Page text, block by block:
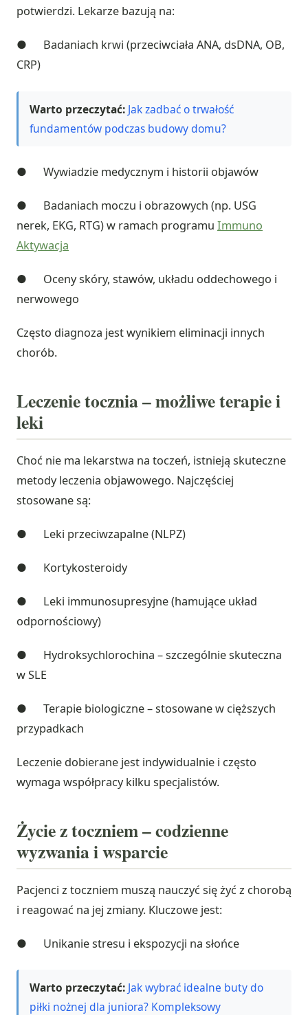
potwierdzi. Lekarze bazują na:
● Badaniach krwi (przeciwciała ANA, dsDNA, OB,
CRP)
Warto przeczytać: Jak zadbać o trwałość
fundamentów podczas budowy domu?
● Wywiadzie medycznym i historii objawów
● Badaniach moczu i obrazowych (np. USG
nerek, EKG, RTG) w ramach programu Immuno
Aktywacja
● Oceny skóry, stawów, układu oddechowego i
nerwowego
Często diagnoza jest wynikiem eliminacji innych
chorób.
Leczenie tocznia – możliwe terapie i
leki
Choć nie ma lekarstwa na toczeń, istnieją skuteczne
metody leczenia objawowego. Najczęściej
stosowane są:
● Leki przeciwzapalne (NLPZ)
● Kortykosteroidy
● Leki immunosupresyjne (hamujące układ
odpornościowy)
● Hydroksychlorochina – szczególnie skuteczna
w SLE
● Terapie biologiczne – stosowane w cięższych
przypadkach
Leczenie dobierane jest indywidualnie i często
wymaga współpracy kilku specjalistów.
Życie z toczniem – codzienne
wyzwania i wsparcie
Pacjenci z toczniem muszą nauczyć się żyć z chorobą
i reagować na jej zmiany. Kluczowe jest:
● Unikanie stresu i ekspozycji na słońce
Warto przeczytać: Jak wybrać idealne buty do
piłki nożnej dla juniora? Kompleksowy